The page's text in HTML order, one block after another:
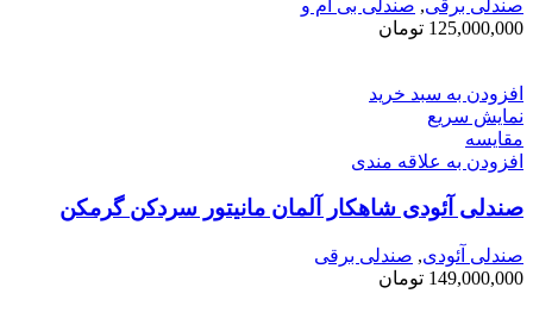
صندلی برقی, صندلی بی ام و
125,000,000 تومان
افزودن به سبد خرید
نمایش سریع
مقايسه
افزودن به علاقه مندی
صندلی آئودی شاهکار آلمان مانیتور سردکن گرمکن
صندلی آئودی, صندلی برقی
149,000,000 تومان